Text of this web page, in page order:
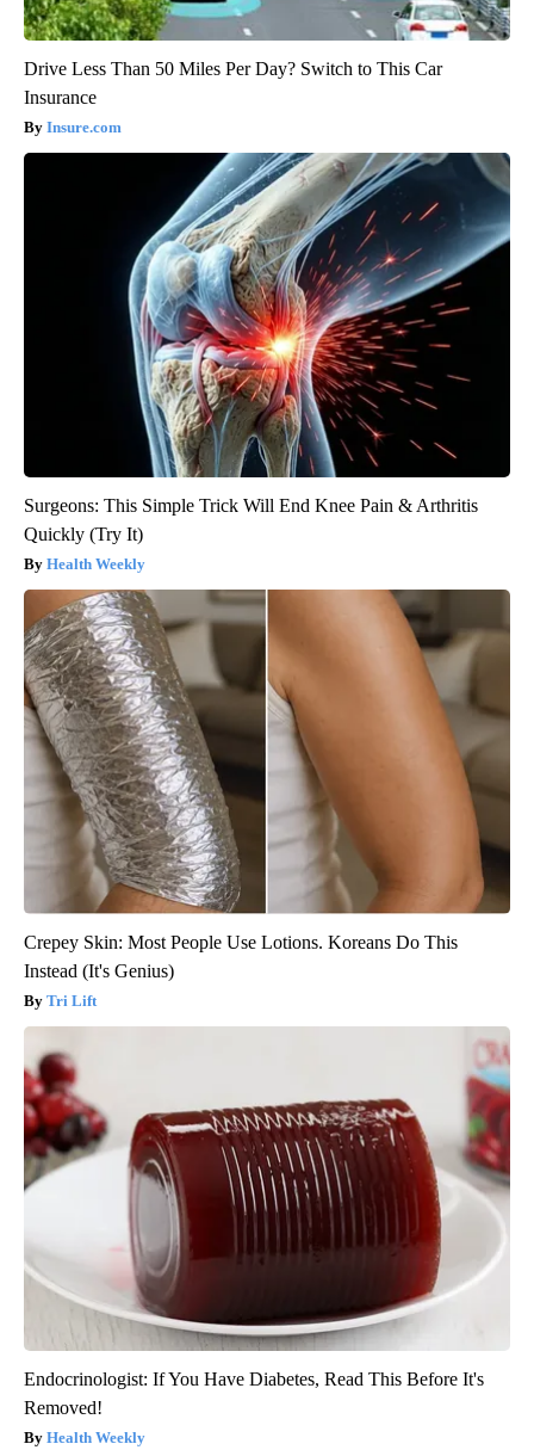
Drive Less Than 50 Miles Per Day? Switch to This Car
Insurance
Insure.com
Surgeons: This Simple Trick Will End Knee Pain & Arthritis
Quickly (Try It)
Health Weekly
Crepey Skin: Most People Use Lotions. Koreans Do This
Instead (It's Genius)
Tri Lift
Endocrinologist: If You Have Diabetes, Read This Before It's
Removed!
Health Weekly